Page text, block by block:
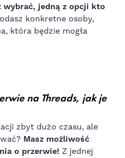
wybrać, jedną z opcji kto
konkretne osoby,
która będzie mogła
na Threads, jak je
zbyt dużo czasu, ale
Masz możliwość
o przerwie! Z jednej